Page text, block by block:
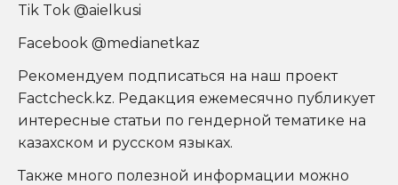
Tik Tok @aielkusi
Facebook @medianetkaz
Рекомендуем подписаться на наш проект
Factcheck.kz. Редакция ежемесячно публикует
интересные статьи по гендерной тематике на
казахском и русском языках.
Также много полезной информации можно